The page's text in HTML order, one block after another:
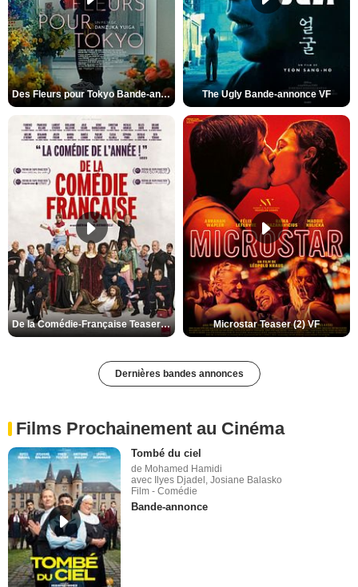
Des Fleurs pour Tokyo Bande-annonce VO STFR The Ugly Bande-annonce VF
De la Comédie-Française Teaser (3) VF Microstar Teaser (2) VF
Dernières bandes annonces
Films Prochainement au Cinéma
Tombé du ciel
de Mohamed Hamidi
avec Ilyes Djadel, Josiane Balasko
Film - Comédie
Bande-annonce